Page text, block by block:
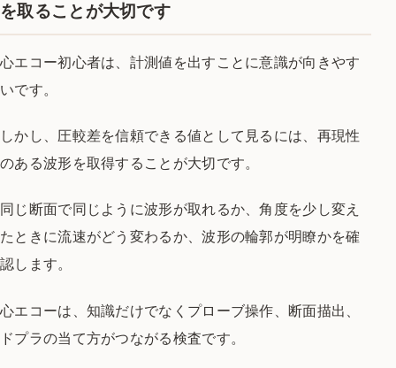
を取ることが大切です
心エコー初心者は、計測値を出すことに意識が向きやす
いです。
しかし、圧較差を信頼できる値として見るには、再現性
のある波形を取得することが大切です。
同じ断面で同じように波形が取れるか、角度を少し変え
たときに流速がどう変わるか、波形の輪郭が明瞭かを確
認します。
心エコーは、知識だけでなくプローブ操作、断面描出、
ドプラの当て方がつながる検査です。